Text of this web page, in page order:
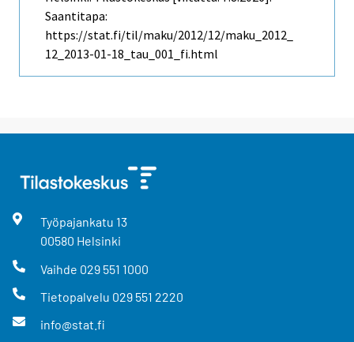
Saantitapa:
https://stat.fi/til/maku/2012/12/maku_2012_
12_2013-01-18_tau_001_fi.html
Työpajankatu 13
00580 Helsinki
Vaihde 029 551 1000
Tietopalvelu 029 551 2220
info@stat.fi